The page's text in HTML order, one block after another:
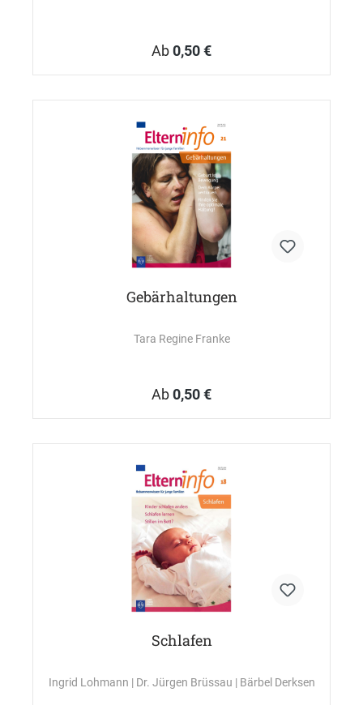
Ab0,50 €
Gebärhaltungen
Tara Regine Franke
Ab0,50 €
Schlafen
Ingrid Lohmann | Dr. Jürgen Brüssau | Bärbel Derksen